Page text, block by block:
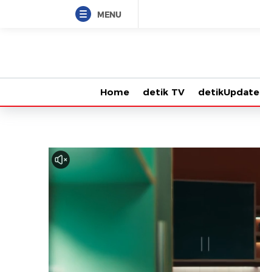
MENU
Home detik TV detikUpdate